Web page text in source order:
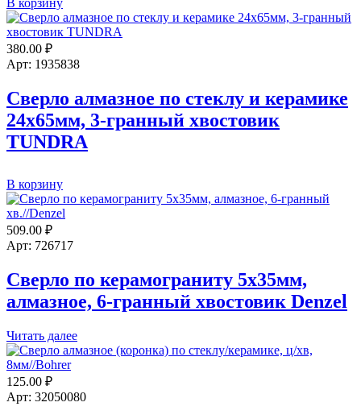
Сверло
алмазное
по
стеклу
и
10мм
СИБРТЕХ
В корзину
380.00 ₽
Арт: 1935838
Сверло алмазное по стеклу и керамике
24х65мм, 3-гранный хвостовик
TUNDRA
товара
Сверло
алмазное
по
стеклу
керамике
24х65мм,
3-
хвостовик
TUNDRA
В корзину
509.00 ₽
Арт: 726717
Сверло по керамограниту 5х35мм,
алмазное, 6-гранный хвостовик Denzel
Читать далее
125.00 ₽
Арт: 32050080